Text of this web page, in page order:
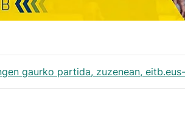
gaurko partida, zuzenean,